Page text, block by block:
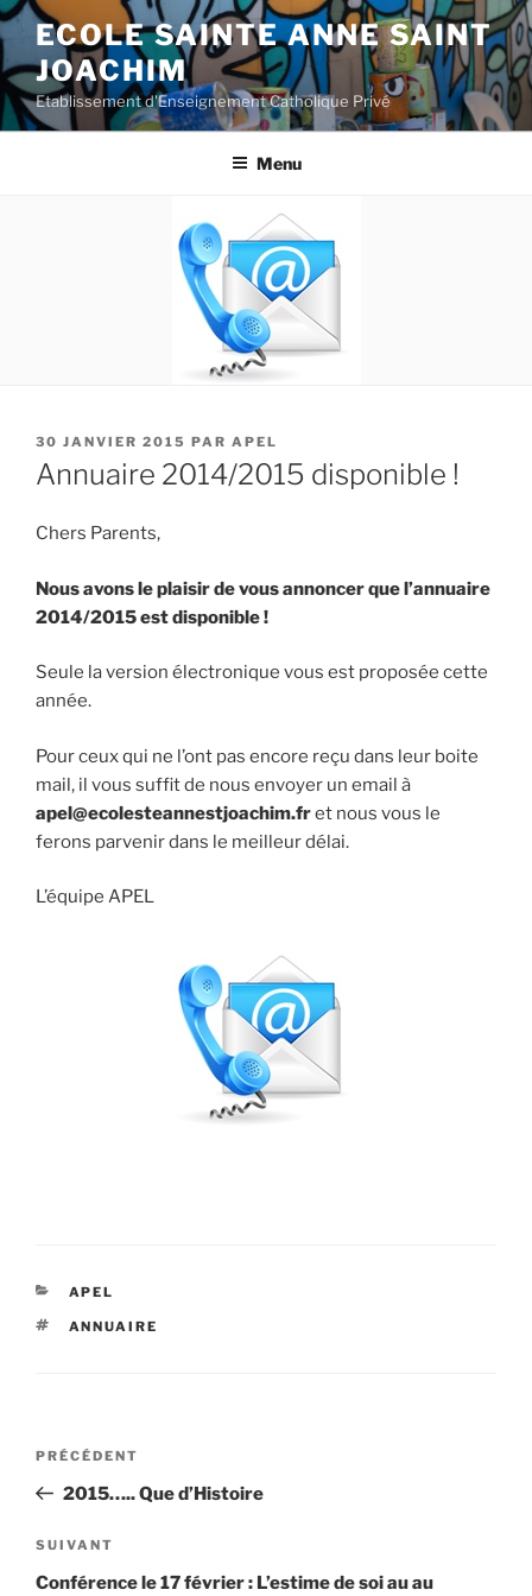
Aller
au
contenu
principal
ECOLE SAINTE ANNE SAINT
JOACHIM
Etablissement d'Enseignement Catholique Privé
Menu
PUBLIÉ
LE
30 JANVIER 2015 PAR APEL
Annuaire 2014/2015 disponible !
Chers Parents,
Nous avons le plaisir de vous annoncer que l’annuaire
2014/2015 est disponible !
Seule la version électronique vous est proposée cette
année.
Pour ceux qui ne l’ont pas encore reçu dans leur boite
mail, il vous suffit de nous envoyer un email à
apel@ecolesteannestjoachim.fret nous vous le
ferons parvenir dans le meilleur délai.
L’équipe APEL
CATÉGORIES
APEL
ÉTIQUETTES
ANNUAIRE
Navigation
l’article
Article
précédent
PRÉCÉDENT
2015….. Que d’Histoire
Article
suivant
SUIVANT
Conférence le 17 février : L’estime de soi au au